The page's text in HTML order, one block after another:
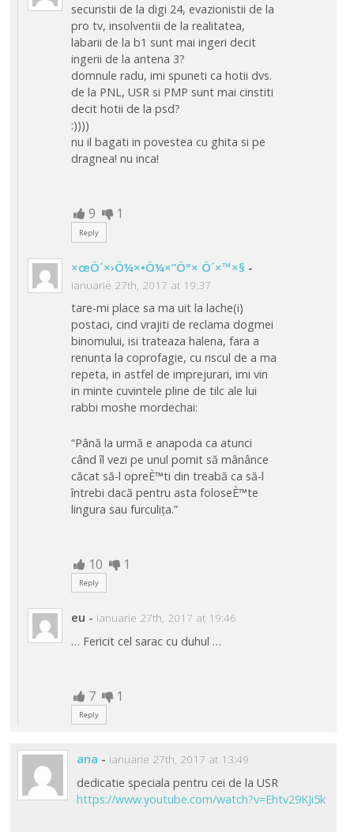
securistii de la digi 24, evazionistii de la
pro tv, insolventii de la realitatea,
labarii de la b1 sunt mai ingeri decit
ingerii de la antena 3?
domnule radu, imi spuneti ca hotii dvs.
de la PNL, USR si PMP sunt mai cinstiti
decit hotii de la psd?
:))))
nu il bagati in povestea cu ghita si pe
dragnea! nu inca!
9 1
Reply
×œÖ´×›Ö¼×•Ö¼×“Ö°× Ö´×™×§ -
ianuarie 27th, 2017 at 19:37
tare-mi place sa ma uit la lache(i)
postaci, cind vrajiti de reclama dogmei
binomului, isi trateaza halena, fara a
renunta la coprofagie, cu riscul de a ma
repeta, in astfel de imprejurari, imi vin
in minte cuvintele pline de tilc ale lui
rabbi moshe mordechai:
“Până la urmă e anapoda ca atunci
când îl vezi pe unul pornit să mânânce
căcat să-l opreÈ™ti din treabă ca să-l
întrebi dacă pentru asta foloseÈ™te
lingura sau furculița.”
10 1
Reply
eu - ianuarie 27th, 2017 at 19:46
… Fericit cel sarac cu duhul …
7 1
Reply
ana - ianuarie 27th, 2017 at 13:49
dedicatie speciala pentru cei de la USR
https://www.youtube.com/watch?v=Ehtv29KJi5k